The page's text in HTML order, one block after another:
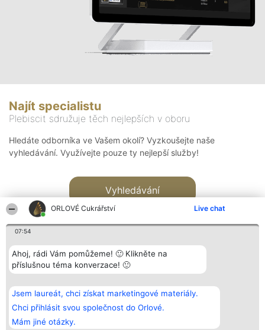
ORLOVÉ Cukrářství Live chat
07:54
Ahoj, rádi Vám pomůžeme! 🙂 Klikněte na
příslušnou téma konverzace! 🙂
Jsem laureát, chci získat marketingové materiály.
Chci přihlásit svou společnost do Orlové.
Mám jiné otázky.
Najít specialistu
Plebiscit sdružuje těch nejlepších v oboru
Hledáte odborníka ve Vašem okolí? Vyzkoušejte naše
vyhledávání. Využívejte pouze ty nejlepší služby!
Vyhledávání
Bright Side Solutions sp. z o.
o. sp. k.
ul. Ruska 22
Wrocław 50-079
KRS 0000749100 | Regon
Vítězové
Seznam všech
laureátů
Zásady
Kontakt